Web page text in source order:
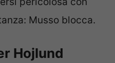
Musso blocca.
Hojlund